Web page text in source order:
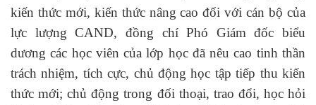
kiến thức mới, kiến thức nâng cao đối với cán bộ của
lực lượng CAND, đồng chí Phó Giám đốc biểu
dương các học viên của lớp học đã nêu cao tinh thần
trách nhiệm, tích cực, chủ động học tập tiếp thu kiến
thức mới; chủ động trong đối thoại, trao đổi, học hỏi